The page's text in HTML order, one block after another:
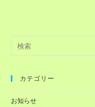
カテゴリー
お知らせ